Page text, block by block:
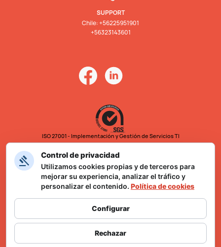
SUPPORT
Chile: +56225951901
+56323143601
ISO 27001 - Implementación y Gestión de Servicios TI
Formulario Ley Karin
Control de privacidad
Utilizamos cookies propias y de terceros para
mejorar su experiencia, analizar el tráfico y
personalizar el contenido. Política de cookies
Configurar
Rechazar